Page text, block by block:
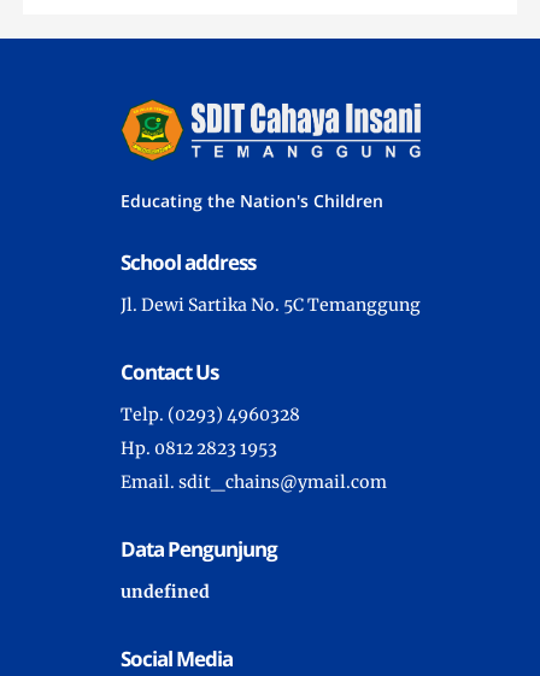
Educating the Nation's Children
School address
Jl. Dewi Sartika No. 5C Temanggung
Contact Us
Telp. (0293) 4960328
Hp. 0812 2823 1953
Email. sdit_chains@ymail.com
Data Pengunjung
undefned
Social Media